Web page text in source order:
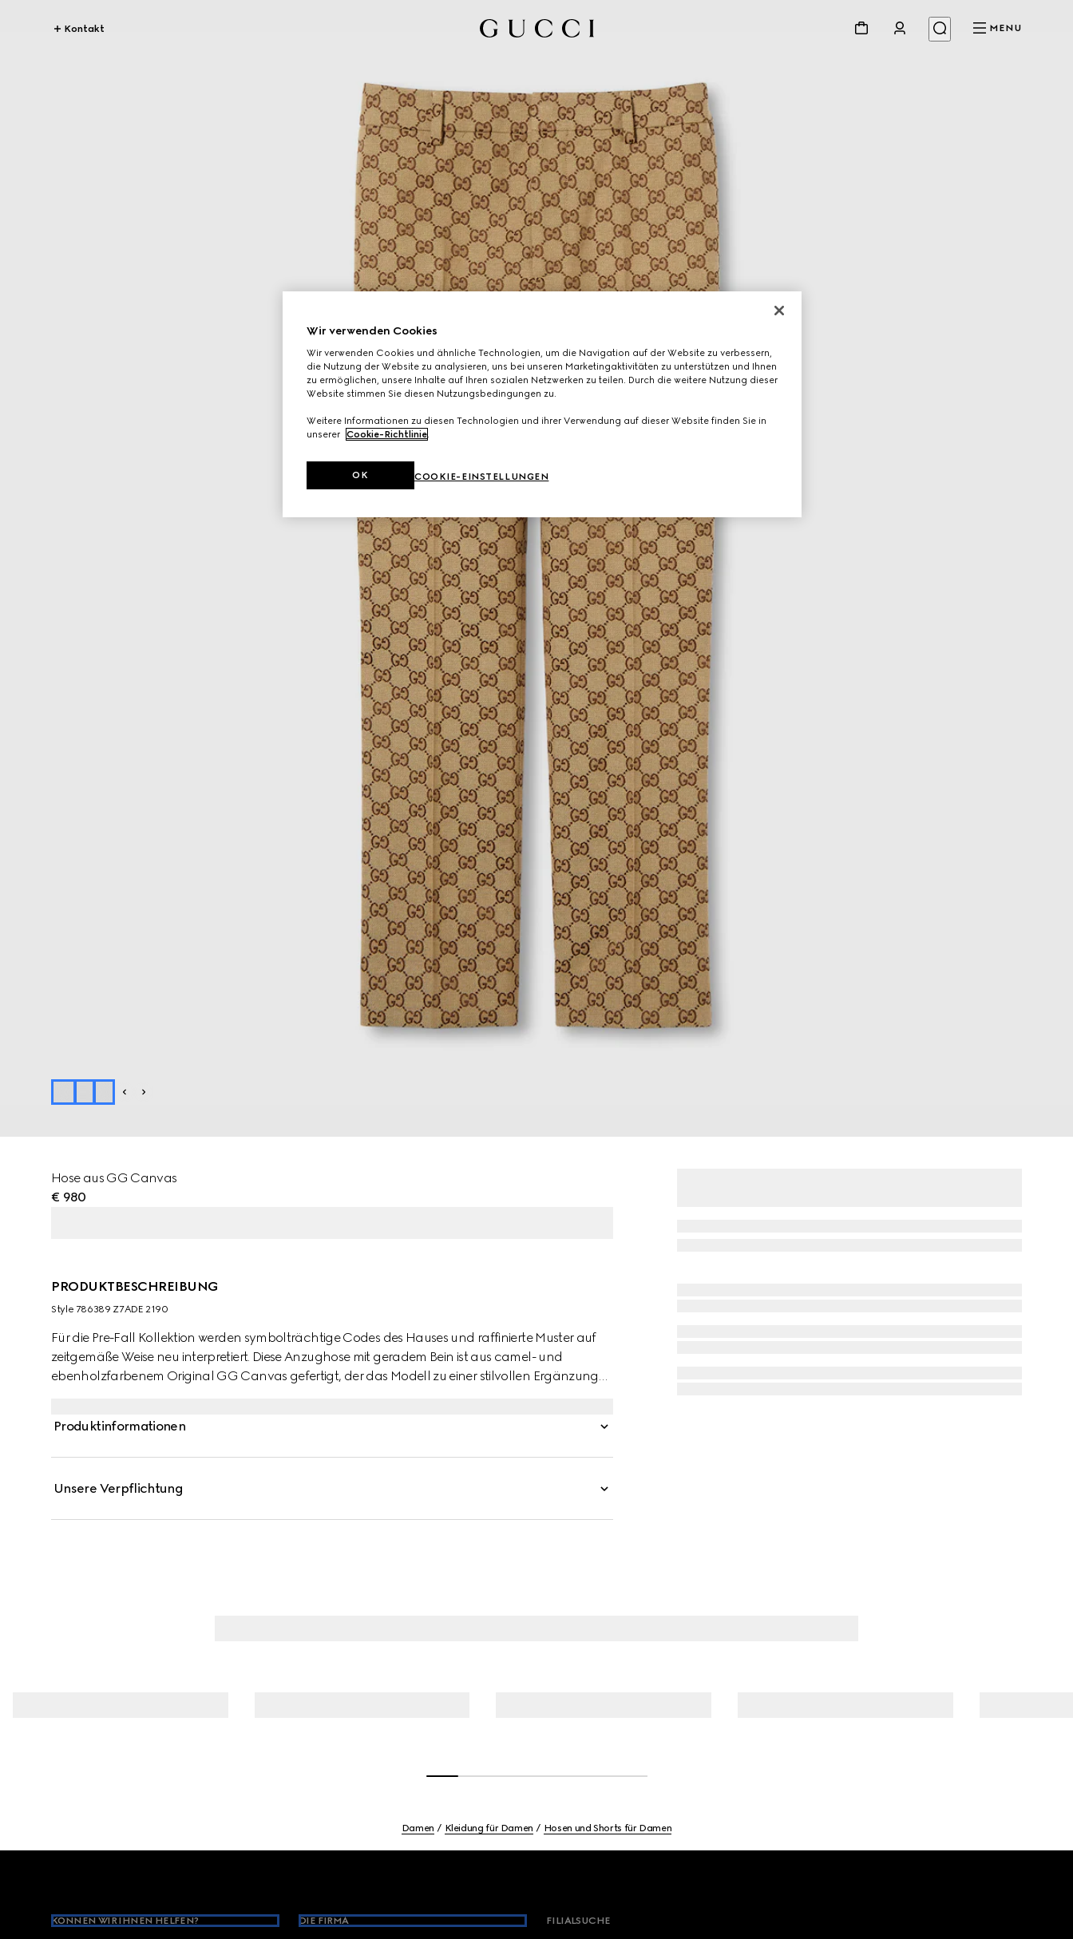
Kontakt MENU
Hose aus GG Canvas
€ 980
PRODUKTBESCHREIBUNG
Style ‎786389 Z7ADE 2190
Für die Pre-Fall Kollektion werden symbolträchtige Codes des Hauses und raffinierte Muster auf
zeitgemäße Weise neu interpretiert. Diese Anzughose mit geradem Bein ist aus camel- und
ebenholzfarbenem Original GG Canvas gefertigt, der das Modell zu einer stilvollen Ergänzung
Produktinformationen
Unsere Verpflichtung
Damen Kleidung für Damen Hosen und Shorts für Damen
KÖNNEN WIR IHNEN HELFEN? DIE FIRMA FILIALSUCHE
Wir verwenden Cookies
Wir verwenden Cookies und ähnliche Technologien, um die Navigation auf der Website zu verbessern,
die Nutzung der Website zu analysieren, uns bei unseren Marketingaktivitäten zu unterstützen und Ihnen
zu ermöglichen, unsere Inhalte auf Ihren sozialen Netzwerken zu teilen. Durch die weitere Nutzung dieser
Website stimmen Sie diesen Nutzungsbedingungen zu.
Weitere Informationen zu diesen Technologien und ihrer Verwendung auf dieser Website finden Sie in
unserer Cookie-Richtlinie.
COOKIE-EINSTELLUNGEN
OK